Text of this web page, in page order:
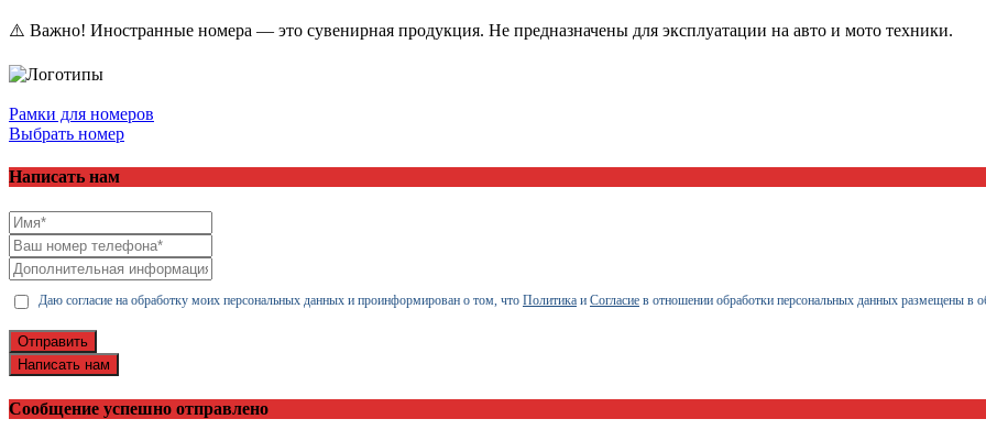
⚠️ Важно! Иностранные номера — это сувенирная продукция. Не предназначены для эксплуатации на авто и мото техники.
Рамки для номеров
Выбрать номер
Написать нам
Даю согласие на обработку моих персональных данных и проинформирован о том, что Политика и Согласие в отношении обработки персональных данных размещены в
Отправить
Написать нам
Сообщение успешно отправлено